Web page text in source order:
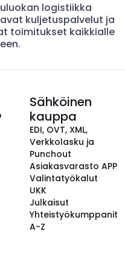
logistiikka
kuljetuspalvelut ja
toimitukset kaikkialle
Sähköinen
kauppa
EDI, OVT, XML,
Verkkolasku ja
Punchout
Asiakasvarasto APP
Valintatyökalut
UKK
Julkaisut
Yhteistyökumppanit
A-Z